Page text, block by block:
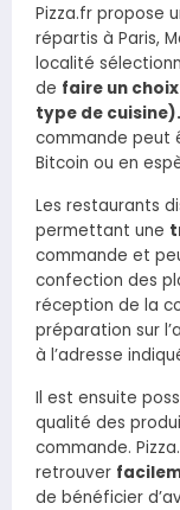
Pizza.fr propose
répartis à Paris,
localité
de faire un
type de cuisine).
commande peut
Bitcoin ou en
Les restaurants
permettant une
commande et
confection des
réception de la
préparation sur
à l’adresse
Il est ensuite
qualité des
commande.
retrouver
de bénéficier